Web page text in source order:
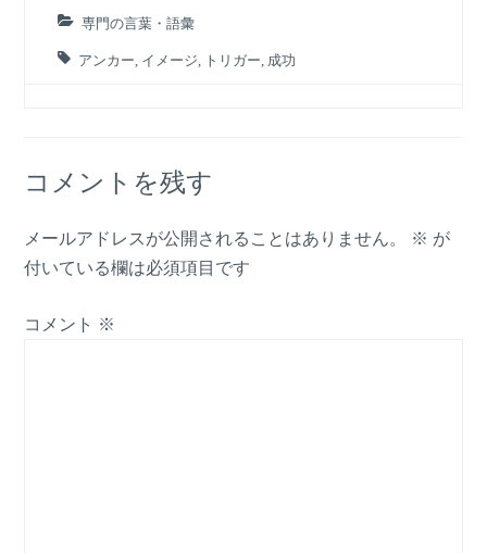
専門の言葉・語彙
アンカー イメージ トリガー 成功
コメントを残す
メールアドレスが公開されることはありません。 ※ が
付いている欄は必須項目です
コメント ※